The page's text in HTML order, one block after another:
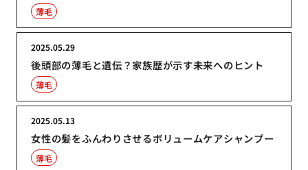
薄毛
後頭部の薄毛と遺伝？家族歴が示す未来へのヒント
2025.05.29
薄毛
女性の髪をふんわりさせるボリュームケアシャンプー
2025.05.13
薄毛